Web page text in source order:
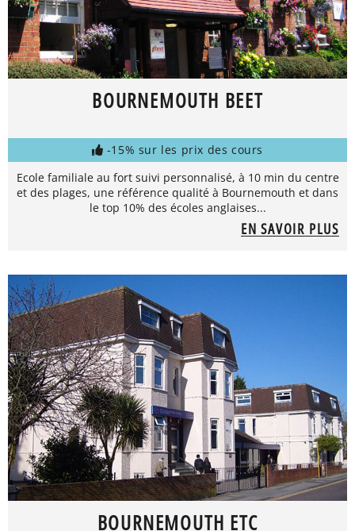
BOURNEMOUTH BEET
-15% sur les prix des cours
Ecole familiale au fort suivi personnalisé, à 10 min du centre
et des plages, une référence qualité à Bournemouth et dans
le top 10% des écoles anglaises...
EN SAVOIR PLUS
BOURNEMOUTH ETC